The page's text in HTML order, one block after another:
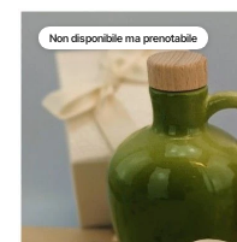
Non disponibile ma prenotabile